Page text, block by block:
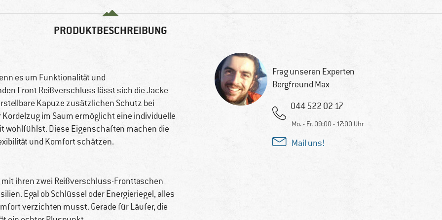
PRODUKTBESCHREIBUNG
es um Funktionalität und
Front-Reißverschluss lässt sich die Jacke
Kapuze zusätzlichen Schutz bei
im Saum ermöglicht eine individuelle
wohlfühlst. Diese Eigenschaften machen die
und Komfort schätzen.
ihren zwei Reißverschluss-Fronttaschen
Egal ob Schlüssel oder Energieriegel, alles
verzichten musst. Gerade für Läufer, die
Frag unseren Experten
Bergfreund Max
044 522 02 17
Mo. - Fr. 09:00 - 17:00 Uhr
Mail uns!